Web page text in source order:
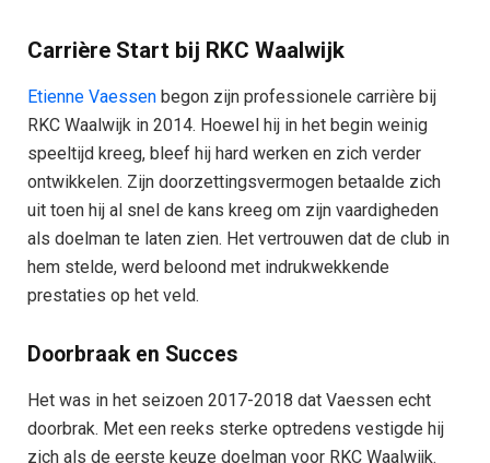
Carrière Start bij RKC Waalwijk
Etienne Vaessen begon zijn professionele carrière bij
RKC Waalwijk in 2014. Hoewel hij in het begin weinig
speeltijd kreeg, bleef hij hard werken en zich verder
ontwikkelen. Zijn doorzettingsvermogen betaalde zich
uit toen hij al snel de kans kreeg om zijn vaardigheden
als doelman te laten zien. Het vertrouwen dat de club in
hem stelde, werd beloond met indrukwekkende
prestaties op het veld.
Doorbraak en Succes
Het was in het seizoen 2017-2018 dat Vaessen echt
doorbrak. Met een reeks sterke optredens vestigde hij
zich als de eerste keuze doelman voor RKC Waalwijk.